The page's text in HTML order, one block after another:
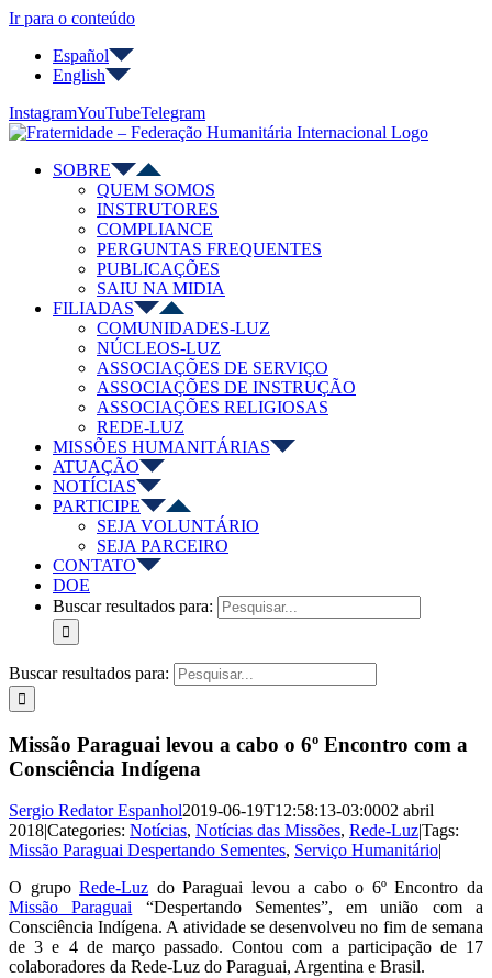
Ir para o conteúdo
Español
English
InstagramYouTubeTelegram
SOBRE
QUEM SOMOS
INSTRUTORES
COMPLIANCE
PERGUNTAS FREQUENTES
PUBLICAÇÕES
SAIU NA MIDIA
FILIADAS
COMUNIDADES-LUZ
NÚCLEOS-LUZ
ASSOCIAÇÕES DE SERVIÇO
ASSOCIAÇÕES DE INSTRUÇÃO
ASSOCIAÇÕES RELIGIOSAS
REDE-LUZ
MISSÕES HUMANITÁRIAS
ATUAÇÃO
NOTÍCIAS
PARTICIPE
SEJA VOLUNTÁRIO
SEJA PARCEIRO
CONTATO
DOE
Buscar resultados para:
Buscar resultados para:
Missão Paraguai levou a cabo o 6º Encontro com a
Consciência Indígena
Sergio Redator Espanhol2019-06-19T12:58:13-03:0002 abril
2018|Categories: Notícias, Notícias das Missões, Rede-Luz|Tags:
Missão Paraguai Despertando Sementes, Serviço Humanitário|
O grupoRede-Luz do Paraguai levou a cabo o 6º Encontro da
Missão Paraguai “Despertando Sementes”, em união com a
Consciência Indígena. A atividade se desenvolveu no fim de semana
de 3 e 4 de março passado. Contou com a participação de 17
colaboradores da Rede-Luz do Paraguai, Argentina e Brasil.